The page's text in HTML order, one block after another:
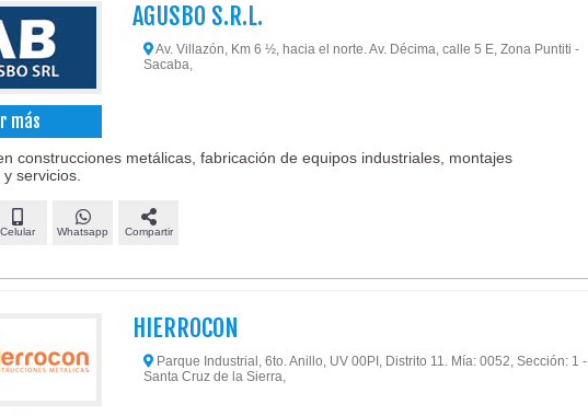
más
AGUSBO S.R.L.
Av. Villazón, Km 6 ½, hacia el norte. Av. Décima, calle 5 E, Zona Puntiti -
Sacaba,
construcciones metálicas, fabricación de equipos industriales, montajes
servicios.
Celular Whatsapp Compartir
HIERROCON
Parque Industrial, 6to. Anillo, UV 00PI, Distrito 11. Mía: 0052, Sección: 1 -
Santa Cruz de la Sierra,